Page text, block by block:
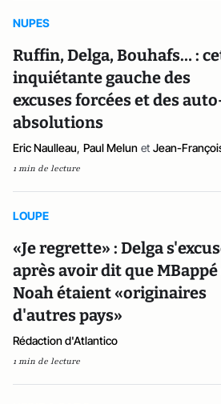
NUPES
Ruffin, Delga, Bouhafs… :
inquiétante gauche des
excuses forcées et des
absolutions
Eric Naulleau, Paul Melun et Jean-
1 min de lecture
LOUPE
«Je regrette» : Delga
après avoir dit que
Noah étaient «originaires
d'autres pays»
Rédaction d'Atlantico
1 min de lecture